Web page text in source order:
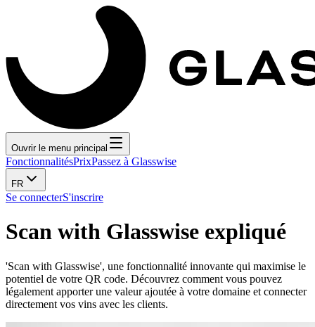
Ouvrir le menu principal
FonctionnalitésPrixPassez à Glasswise
FR
Se connecterS'inscrire
Scan with Glasswise expliqué
'Scan with Glasswise', une fonctionnalité innovante qui maximise le
potentiel de votre QR code. Découvrez comment vous pouvez
légalement apporter une valeur ajoutée à votre domaine et connecter
directement vos vins avec les clients.